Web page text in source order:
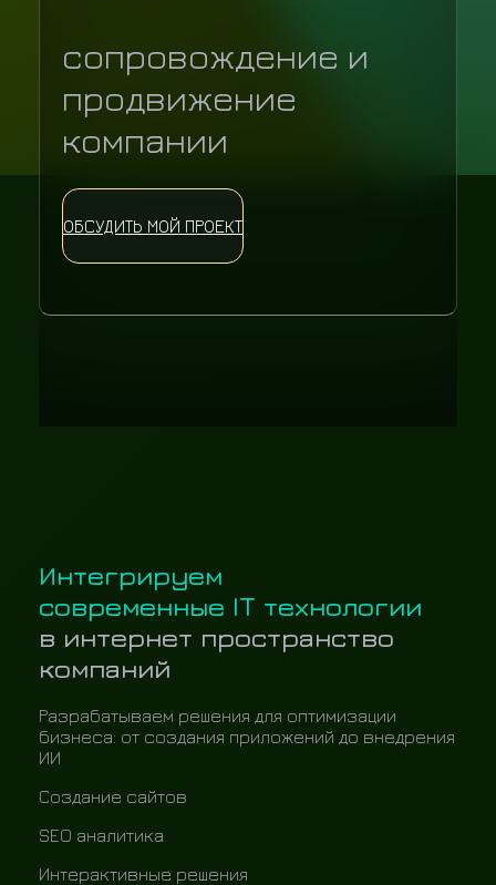
сопровождение и
продвижение
компании
ОБСУДИТЬ МОЙ ПРОЕКТ
Интегрируем
современные IT технологии
в интернет пространство
компаний
Разрабатываем решения для оптимизации
бизнеса: от создания приложений до внедрения
ИИ
Создание сайтов
SEO аналитика
Интерактивные решения